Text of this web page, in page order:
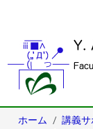
ホーム 講義サ